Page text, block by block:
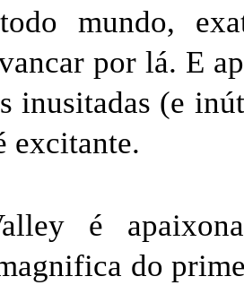
mundo,
por lá. E
inusitadas (e
excitante.
é
do